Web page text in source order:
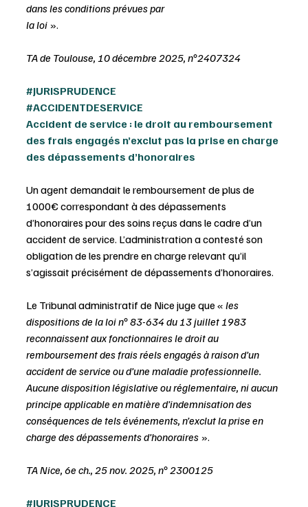
dans les conditions prévues par
la loi ».
TA de Toulouse, 10 décembre 2025, n°2407324
#JURISPRUDENCE
#ACCIDENTDESERVICE
Accident de service : le droit au remboursement
des frais engagés n’exclut pas la prise en charge
des dépassements d’honoraires
Un agent demandait le remboursement de plus de
1000€ correspondant à des dépassements
d’honoraires pour des soins reçus dans le cadre d’un
accident de service. L’administration a contesté son
obligation de les prendre en charge relevant qu’il
s’agissait précisément de dépassements d’honoraires.
Le Tribunal administratif de Nice juge que « les
dispositions de la loi n° 83-634 du 13 juillet 1983
reconnaissent aux fonctionnaires le droit au
remboursement des frais réels engagés à raison d’un
accident de service ou d’une maladie professionnelle.
Aucune disposition législative ou réglementaire, ni aucun
principe applicable en matière d’indemnisation des
conséquences de tels événements, n’exclut la prise en
charge des dépassements d’honoraires ».
TA Nice, 6e ch., 25 nov. 2025, n° 2300125
#JURISPRUDENCE